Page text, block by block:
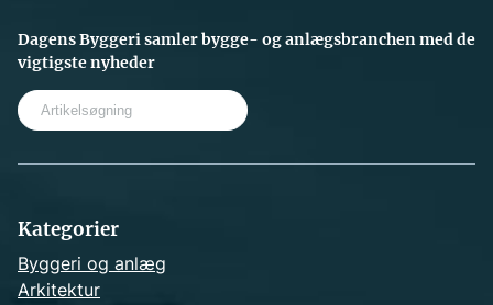
Dagens Byggeri samler bygge- og anlægsbranchen med de
vigtigste nyheder
Kategorier
Byggeri og anlæg
Arkitektur